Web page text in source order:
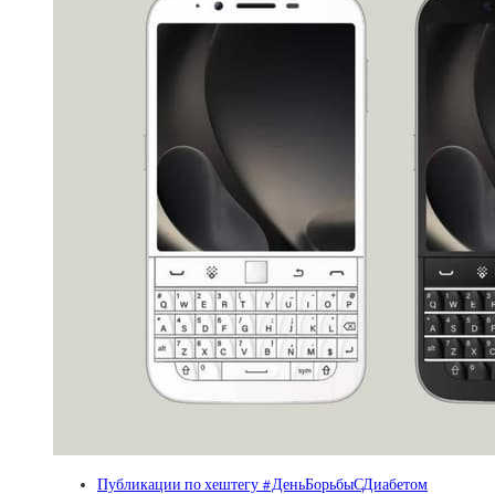
Публикации по хештегу #ДеньБорьбыСДиабетом